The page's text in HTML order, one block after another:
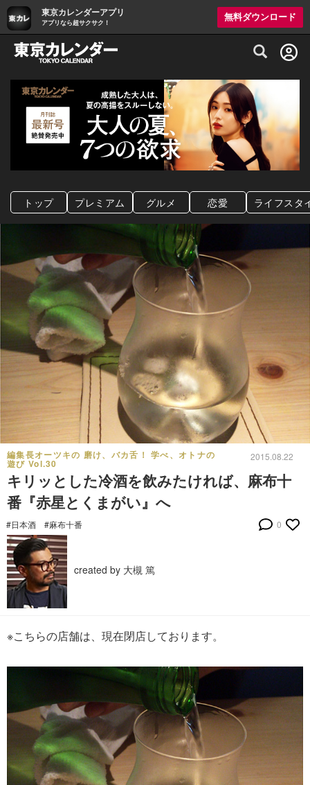
東京カレンダーアプリ
アプリなら超サクサク！
無料ダウンロード
グルメ情報・プレミアムレストラン予約
トップ プレミアム グルメ 恋愛 ライフスタ
編集長オーツキの 磨け、バカ舌！ 学べ、オトナの
遊び Vol.30
2015.08.22
キリッとした冷酒を飲みたければ、麻布十
番『赤星とくまがい』へ
#日本酒 #麻布十番 0
created by 大槻 篤
※こちらの店舗は、現在閉店しております。